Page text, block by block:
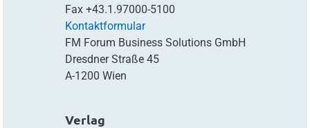
Fax +43.1.97000-5100
Kontaktformular
FM Forum Business Solutions GmbH
Dresdner Straße 45
A-1200 Wien
Verlag